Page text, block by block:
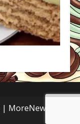
| MoreNews